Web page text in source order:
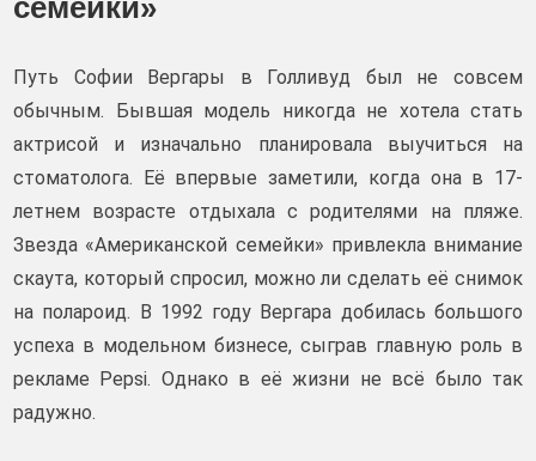
семейки»
Путь Софии Вергары в Голливуд был не совсем
обычным. Бывшая модель никогда не хотела стать
актрисой и изначально планировала выучиться на
стоматолога. Её впервые заметили, когда она в 17-
летнем возрасте отдыхала с родителями на пляже.
Звезда «Американской семейки» привлекла внимание
скаута, который спросил, можно ли сделать её снимок
на полароид. В 1992 году Вергара добилась большого
успеха в модельном бизнесе, сыграв главную роль в
рекламе Pepsi. Однако в её жизни не всё было так
радужно.